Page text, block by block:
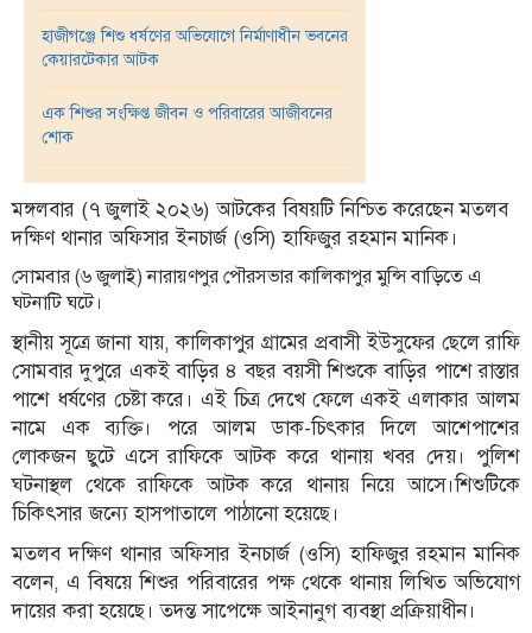
চাঁদপুর
জেলার
খবর
প্রবাস
তথ্য-
প্রযুক্তি
ধর্ম
শিশু-
কিশোর
ক্যাম্পাস
সাহিত্য
ও
সংস্কৃতি
নারী
ও
শিশু
হাজীগঞ্জে শিশু ধর্ষণের অভিযোগে নির্মাণাধীন ভবনের
কেয়ারটেকার আটক
এক শিশুর সংক্ষিপ্ত জীবন ও পরিবারের আজীবনের
শোক
মঙ্গলবার (৭ জুলাই ২০২৬) আটকের বিষয়টি নিশ্চিত করেছেন মতলব
দক্ষিণ থানার অফিসার ইনচার্জ (ওসি) হাফিজুর রহমান মানিক।
সোমবার (৬ জুলাই) নারায়ণপুর পৌরসভার কালিকাপুর মুন্সি বাড়িতে এ
ঘটনাটি ঘটে।
স্থানীয় সূত্রে জানা যায়, কালিকাপুর গ্রামের প্রবাসী ইউসুফের ছেলে রাফি
সোমবার দুপুরে একই বাড়ির ৪ বছর বয়সী শিশুকে বাড়ির পাশে রাস্তার
পাশে ধর্ষণের চেষ্টা করে। এই চিত্র দেখে ফেলে একই এলাকার আলম
নামে এক ব্যক্তি। পরে আলম ডাক-চিৎকার দিলে আশেপাশের
লোকজন ছুটে এসে রাফিকে আটক করে থানায় খবর দেয়। পুলিশ
ঘটনাস্থল থেকে রাফিকে আটক করে থানায় নিয়ে আসে।শিশুটিকে
চিকিৎসার জন্যে হাসপাতালে পাঠানো হয়েছে।
মতলব দক্ষিণ থানার অফিসার ইনচার্জ (ওসি) হাফিজুর রহমান মানিক
বলেন, এ বিষয়ে শিশুর পরিবারের পক্ষ থেকে থানায় লিখিত অভিযোগ
দায়ের করা হয়েছে। তদন্ত সাপেক্ষে আইনানুগ ব্যবস্থা প্রক্রিয়াধীন।